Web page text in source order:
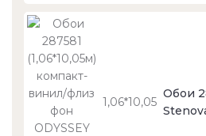
1,06*10,05
Обои